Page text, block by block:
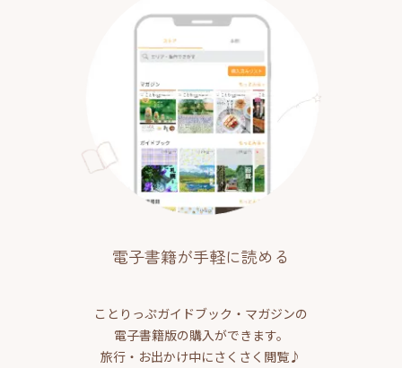
電子書籍が手軽に読める
ことりっぷガイドブック・マガジンの
電子書籍版の購入ができます。
旅行・お出かけ中にさくさく閲覧♪